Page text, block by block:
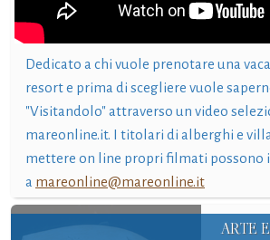
Dedicato a chi vuole prenotare una
resort e prima di scegliere vuole
"Visitandolo" attraverso un video
mareonline.it. I titolari di alberghi e
mettere on line propri filmati possono
a mareonline@mareonline.it
ARTE